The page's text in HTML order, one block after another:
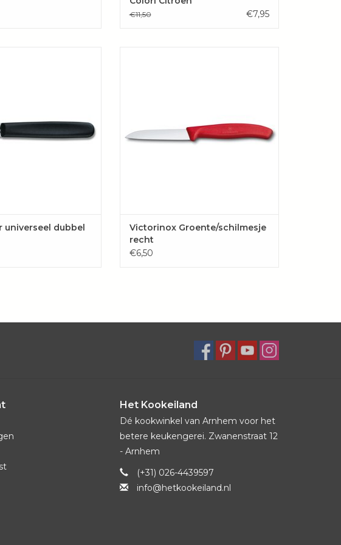
€11,50 €7,95
universeel dubbel
Victorinox Groente/schilmesje
recht
€6,50
Het Kookeiland
Dé kookwinkel van Arnhem voor het
betere keukengerei. Zwanenstraat 12
- Arnhem
(+31) 026-4439597
info@hetkookeiland.nl